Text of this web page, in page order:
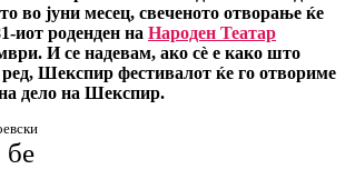
во јуни месец, свеченото отворање ќе
иот роденден на Народен Театар
И се надевам, ако сè е како што
ред, Шекспир фестивалот ќе го отвориме
дело на Шекспир.
бе